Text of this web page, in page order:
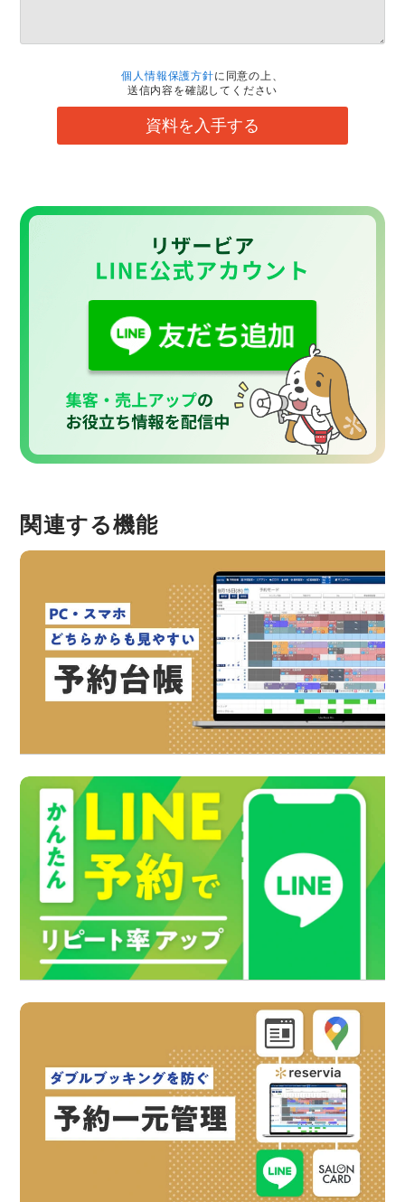
個人情報保護方針に同意の上、
送信内容を確認してください
資料を入手する
関連する機能